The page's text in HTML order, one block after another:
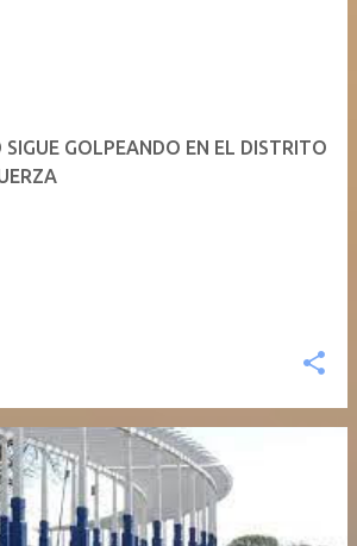
SIGUE GOLPEANDO EN EL DISTRITO